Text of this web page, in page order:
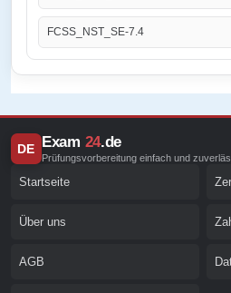
FCSS_NST_SE-7.4
DE Exam 24.de
Prüfungsvorbereitung einfach und
Startseite
Über uns
AGB